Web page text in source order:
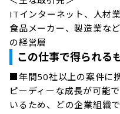
ITインターネット、人材
食品メーカー、製造業な
の経営層
この仕事で得られる
■年間50社以上の案件に
ピーディーな成長が可能
いるため、どの企業組織